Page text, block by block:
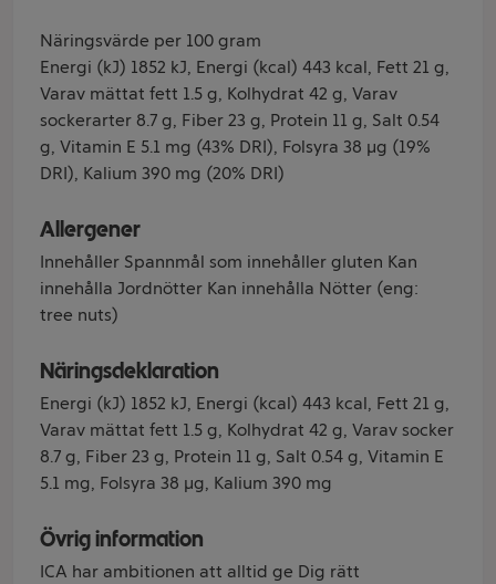
Näringsvärde per 100 gram
Energi (kJ) 1852 kJ, Energi (kcal) 443 kcal, Fett 21 g,
Varav mättat fett 1.5 g, Kolhydrat 42 g, Varav
sockerarter 8.7 g, Fiber 23 g, Protein 11 g, Salt 0.54
g, Vitamin E 5.1 mg (43% DRI), Folsyra 38 µg (19%
DRI), Kalium 390 mg (20% DRI)
Allergener
Innehåller Spannmål som innehåller gluten Kan
innehålla Jordnötter Kan innehålla Nötter (eng:
tree nuts)
Näringsdeklaration
Energi (kJ) 1852 kJ, Energi (kcal) 443 kcal, Fett 21 g,
Varav mättat fett 1.5 g, Kolhydrat 42 g, Varav socker
8.7 g, Fiber 23 g, Protein 11 g, Salt 0.54 g, Vitamin E
5.1 mg, Folsyra 38 µg, Kalium 390 mg
Övrig information
ICA har ambitionen att alltid ge Dig rätt